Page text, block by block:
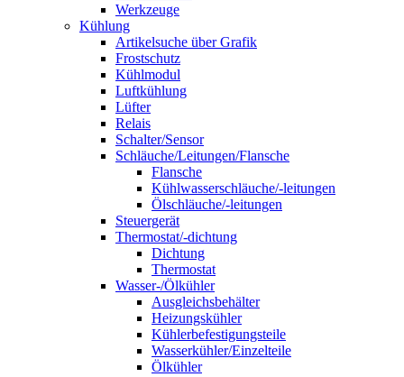
Werkzeuge
Kühlung
Artikelsuche über Grafik
Frostschutz
Kühlmodul
Luftkühlung
Lüfter
Relais
Schalter/Sensor
Schläuche/Leitungen/Flansche
Flansche
Kühlwasserschläuche/-leitungen
Ölschläuche/-leitungen
Steuergerät
Thermostat/-dichtung
Dichtung
Thermostat
Wasser-/Ölkühler
Ausgleichsbehälter
Heizungskühler
Kühlerbefestigungsteile
Wasserkühler/Einzelteile
Ölkühler